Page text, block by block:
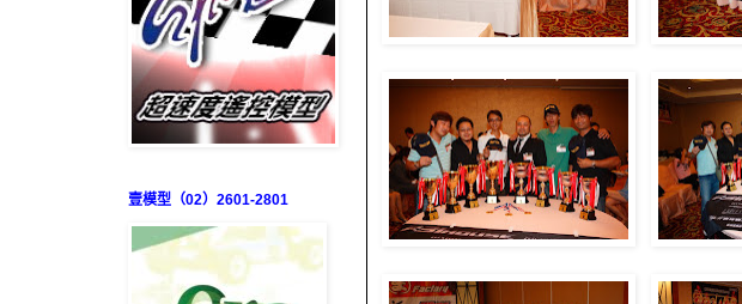
壹模型（02）2601-2801